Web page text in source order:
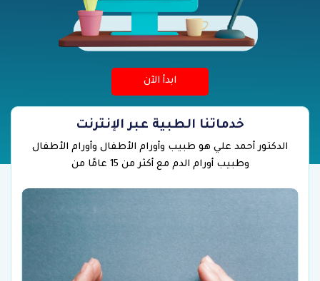
ابدأ الآن
خدماتنا الطبية عبر الإنترنت
الدكتور أحمد علي هو طبيب وأورام الأطفال وأورام الأطفال
وطبيب أورام الدم مع أكثر من 15 عامًا من